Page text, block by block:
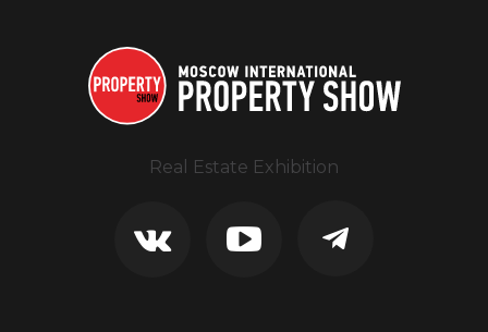
Real Estate Exhibition